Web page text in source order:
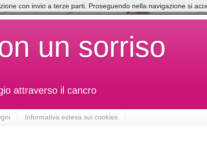
un sorriso
attraverso il cancro
Informativa estesa sui cookies
con invio a terze parti. Proseguendo nella navigazione si